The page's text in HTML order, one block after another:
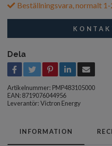
Beställningsvara, normalt
Dela
Artikelnummer: PMP483105000
EAN: 8719076044956
Leverantör:Victron Energy
INFORMATION